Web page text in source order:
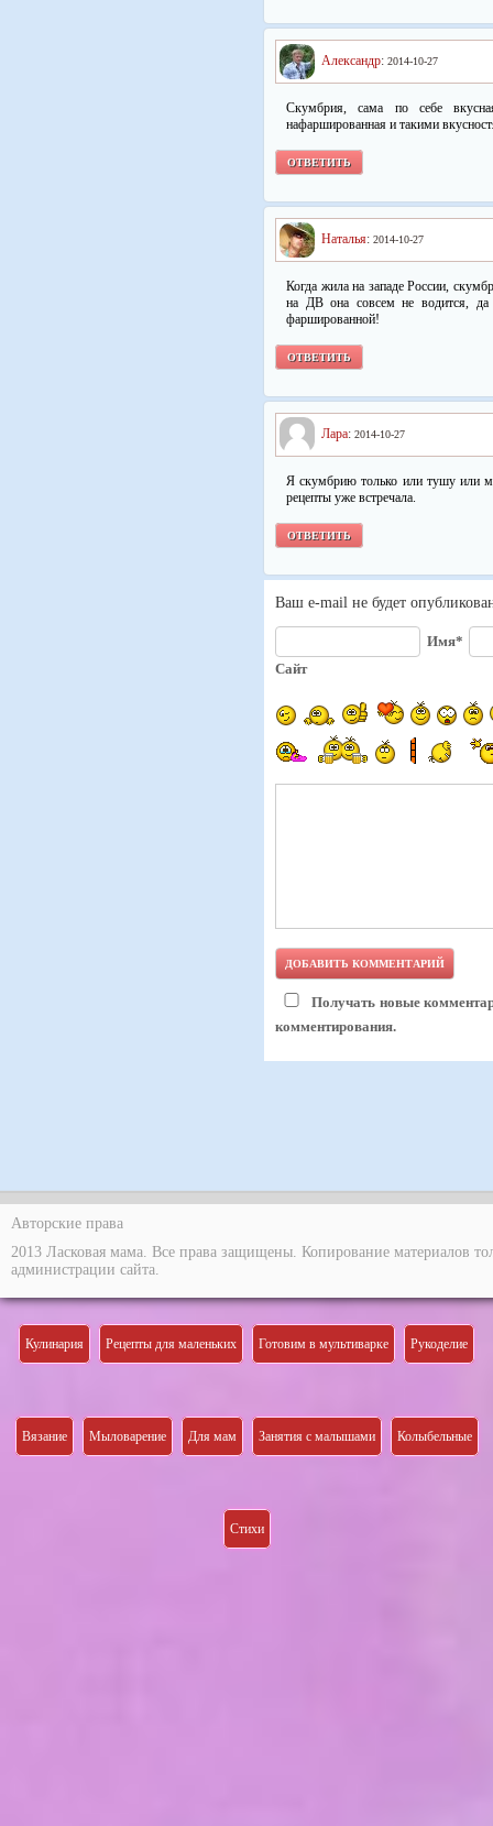
Александр: 2014-10-27
Скумбрия, сама по себе
нафаршированная и такими
ОТВЕТИТЬ
Наталья: 2014-10-27
Когда жила на западе России,
на ДВ она совсем не водится,
фаршированной!
ОТВЕТИТЬ
Лара: 2014-10-27
Я скумбрию только или тушу или
рецепты уже встречала.
ОТВЕТИТЬ
Ваш e-mail не будет
Имя*
Сайт
Получать новые
комментирования.
Авторские права
2013 Ласковая мама. Все права защищены. Копирование материалов
администрации сайта.
Кулинария Рецепты для маленьких Готовим в мультиварке Рукоделие
Вязание Мыловарение Для мам Занятия с малышами Колыбельные
Стихи